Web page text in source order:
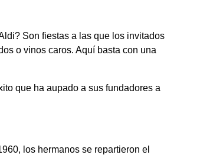
Son fiestas a las que los invitados
o vinos caros. Aquí basta con una
que ha aupado a sus fundadores a
los hermanos se repartieron el